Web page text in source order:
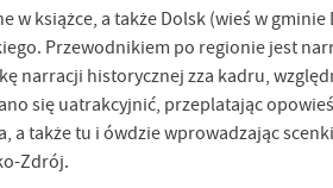
książce, a także Dolsk (wieś w
Przewodnikiem po regionie jest
narracji historycznej zza kadru,
się uatrakcyjnić, przeplatając
także tu i ówdzie wprowadzając
Zdrój.
Niezbędne pliki cookies służą
umożliwiają Ci komfortowe
Pliki cookies odpowiadają na
Twoich ustawień preferencji
cookies strona, z której
Zapoznaj się z POLITYKĄ
Więcej
Funkcjonalne i